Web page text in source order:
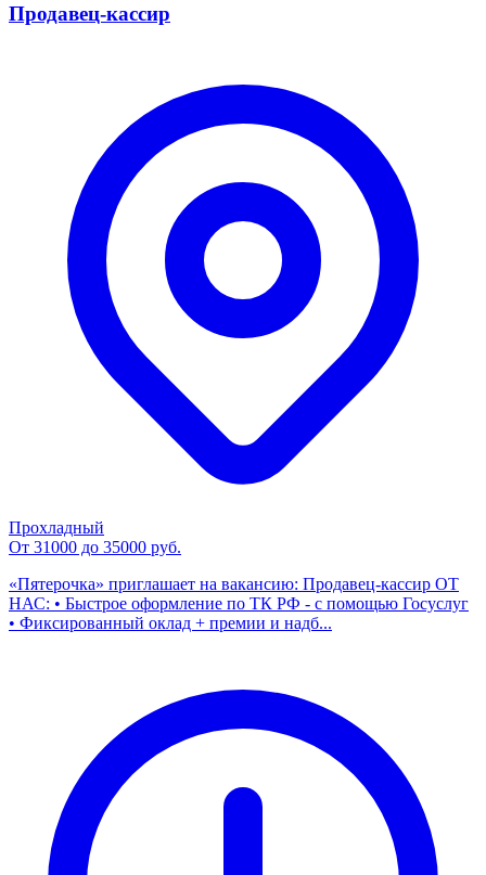
Продавец-кассир
Прохладный
От 31000 до 35000 руб.
«Пятерочка» приглашает на вакансию: Продавец-кассир ОТ
НАС: • Быстрое оформление по ТК РФ - с помощью Госуслуг
• Фиксированный оклад + премии и надб...